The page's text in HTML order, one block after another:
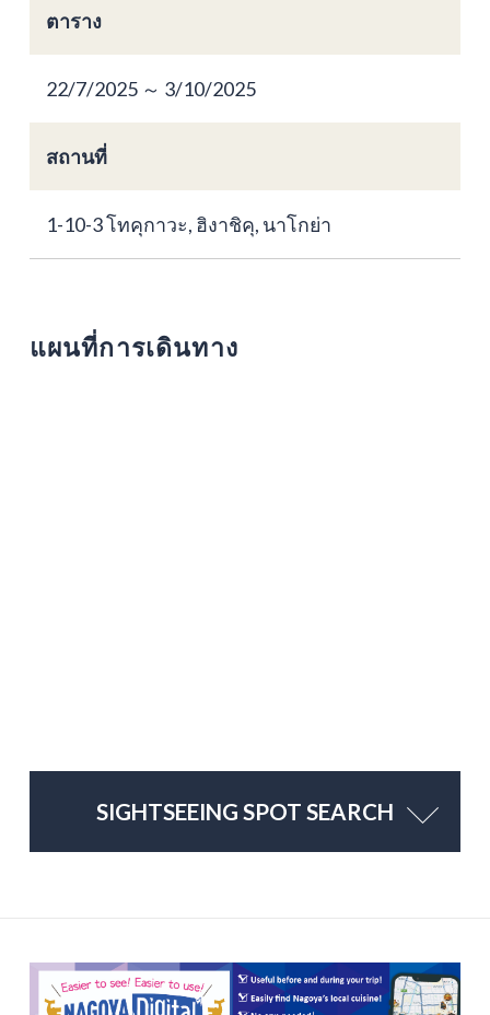
ตาราง
22/7/2025 ～ 3/10/2025
สถานที่
1-10-3 โทคุกาวะ, ฮิงาชิคุ, นาโกย่า
แผนที่การเดินทาง
SIGHTSEEING SPOT SEARCH